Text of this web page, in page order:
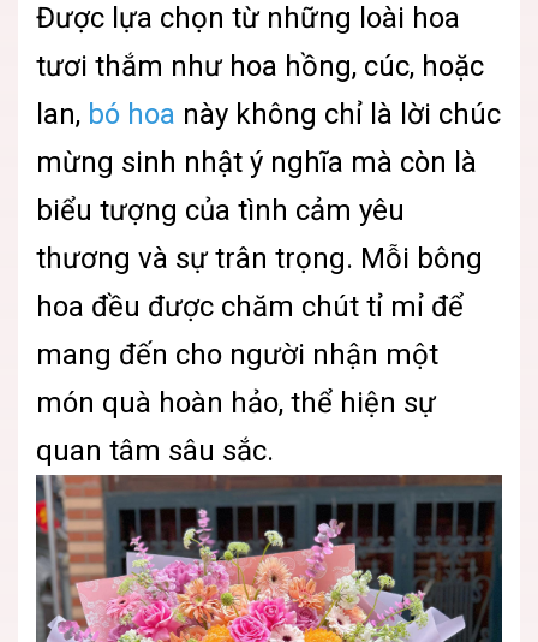
Được lựa chọn từ những loài hoa
tươi thắm như hoa hồng, cúc, hoặc
lan, bó hoa này không chỉ là lời chúc
mừng sinh nhật ý nghĩa mà còn là
biểu tượng của tình cảm yêu
thương và sự trân trọng. Mỗi bông
hoa đều được chăm chút tỉ mỉ để
mang đến cho người nhận một
món quà hoàn hảo, thể hiện sự
quan tâm sâu sắc.